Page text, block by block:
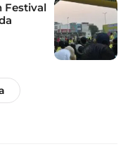
Festival